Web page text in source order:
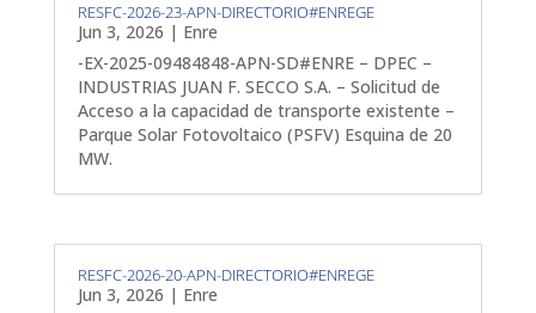
RESFC-2026-23-APN-DIRECTORIO#ENREGE
Jun 3, 2026 | Enre
-EX-2025-09484848-APN-SD#ENRE – DPEC –
INDUSTRIAS JUAN F. SECCO S.A. – Solicitud de
Acceso a la capacidad de transporte existente –
Parque Solar Fotovoltaico (PSFV) Esquina de 20
MW.
RESFC-2026-20-APN-DIRECTORIO#ENREGE
Jun 3, 2026 | Enre